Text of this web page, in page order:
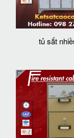
tủ sắt